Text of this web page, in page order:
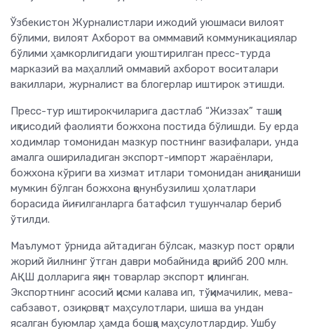
Ўзбекистон Журналистлари ижодий уюшмаси вилоят
бўлими, вилоят Ахборот ва омммавий коммуникациялар
бўлими ҳамкорлигидаги уюштирилган пресс-турда
марказий ва маҳаллий оммавий ахборот воситалари
вакиллари, журналист ва блогерлар иштирок этишди.
Пресс-тур иштирокчиларига дастлаб “Жиззах” ташқи
иқтисодий фаолияти божхона постида бўлишди. Бу ерда
ходимлар томонидан мазкур постнинг вазифалари, унда
амалга ошириладиган экспорт-импорт жараёнлари,
божхона кўриги ва хизмат итлари томонидан аниқланиши
мумкин бўлган божхона қонунбузилиш ҳолатлари
борасида йиғилганларга батафсил тушунчалар бериб
ўтилди.
Маълумот ўрнида айтадиган бўлсак, мазкур пост орқали
жорий йилнинг ўтган даври мобайнида қарийб 200 млн.
АҚШ долларига яқин товарлар экспорт қилинган.
Экспортнинг асосий қисми калава ип, тўқимачилик, мева-
сабзавот, озиқ-овқат маҳсулотлари, шиша ва ундан
ясалган буюмлар ҳамда бошқа маҳсулотлардир. Ушбу